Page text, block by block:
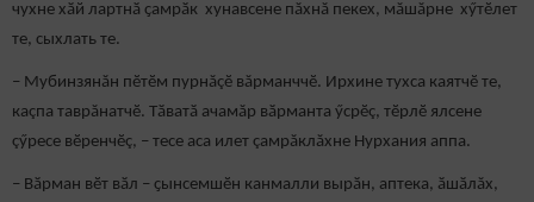
чухне хӑй лартнӑ ҫамрӑк хунавсене пăхнă пекех, мăшăрне хӳтӗлет
те, сыхлать те.
– Мубинзянăн пӗтӗм пурнăçӗ вăрманччӗ. Ирхине тухса каятчӗ те,
каçпа таврăнатчӗ. Тӑватӑ ачамăр вӑрманта ӳсрӗç, тӗрлӗ ялсене
çӳресе вӗренчӗç, – тесе аса илет çамрăклăхне Нурхания аппа.
– Вӑрман вӗт вӑл – ҫынсемшӗн канмалли вырӑн, аптека, ӑшӑлăх,